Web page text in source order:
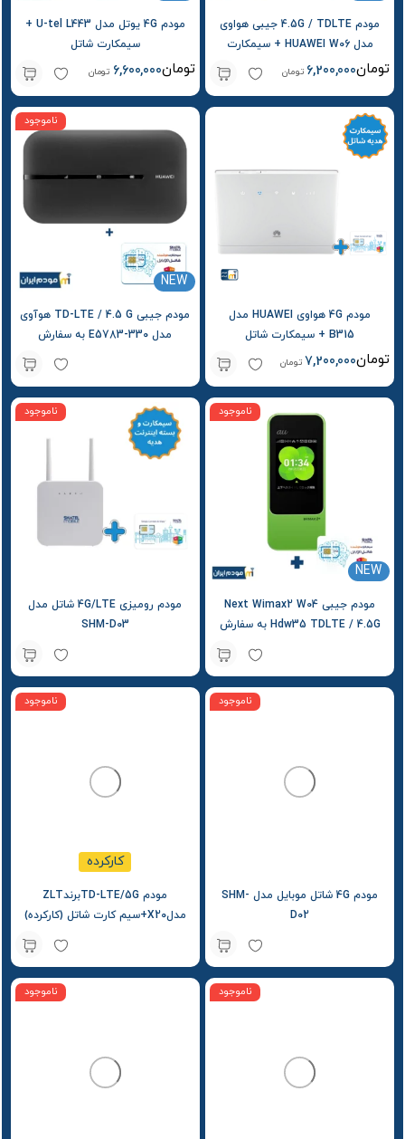
مودم 4.5G / TDLTE جیبی هواوی
مدل HUAWEI W06 + سیمکارت
شاتل و بسته اولیه
6,200,000 تومان تومان
مودم 4G یوتل مدل U-tel L443 +
سیمکارت شاتل
6,600,000 تومان تومان
مودم 4G هواوی HUAWEI مدل
B315 + سیمکارت شاتل
7,200,000 تومان تومان
ناموجود
NEW
مودم جیبی TD-LTE / 4.5 G هوآوی
مدل E5783-330 به سفارش
سویالینک Soyealink + سیمکارت
شاتل و بسته اولیه
ناموجود
NEW
مودم جیبی Next Wimax2 W04
Hdw35 TDLTE / 4.5G به سفارش
ناموجود
مودم رومیزی 4G/LTE شاتل مدل
SHM-D03
ناموجود
مودم 4G شاتل موبایل مدل SHM-
D02
ناموجود
کارکرده
مودم TD-LTE/5GبرندZLT
مدلX20+سیم کارت شاتل (کارکرده)
ناموجود ناموجود